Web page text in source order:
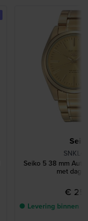
Seiko 5 38 mm
met dag-
€
● Levering binnen 3